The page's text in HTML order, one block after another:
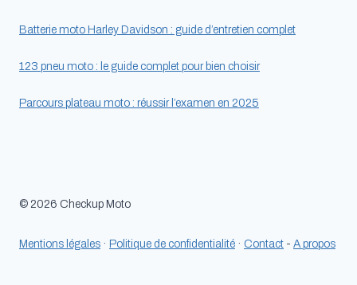
Batterie moto Harley Davidson : guide d’entretien complet
123 pneu moto : le guide complet pour bien choisir
Parcours plateau moto : réussir l’examen en 2025
© 2026 Checkup Moto
Mentions légales · Politique de confidentialité · Contact - A propos